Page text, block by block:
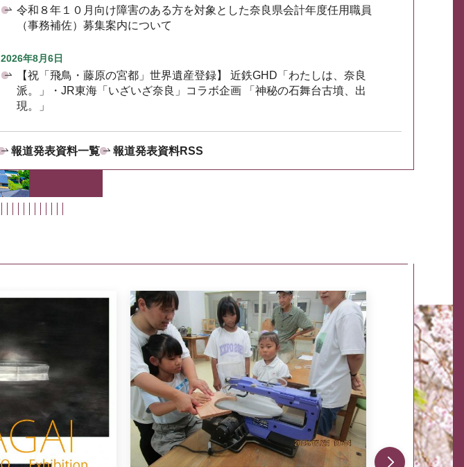
令和８年１０月向け障害のある方を対象とした奈良県会計年度任用職員
（事務補佐）募集案内について
2026年8月6日
【祝「飛鳥・藤原の宮都」世界遺産登録】 近鉄GHD「わたしは、奈良
派。」・JR東海「いざいざ奈良」コラボ企画 「神秘の石舞台古墳、出
現。」
報道発表資料一覧 報道発表資料RSS